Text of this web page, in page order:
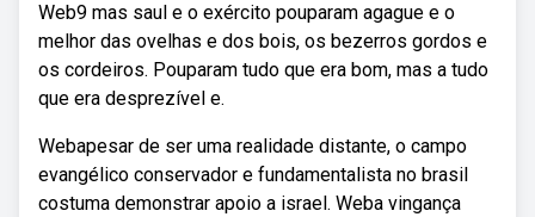
Web9 mas saul e o exército pouparam agague e o
melhor das ovelhas e dos bois, os bezerros gordos e
os cordeiros. Pouparam tudo que era bom, mas a tudo
que era desprezível e.
Webapesar de ser uma realidade distante, o campo
evangélico conservador e fundamentalista no brasil
costuma demonstrar apoio a israel. Weba vingança